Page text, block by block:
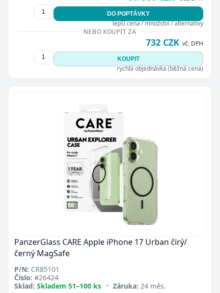
DO POPTÁVKY
lepší cena / množství / alternativy
NEBO KOUPIT ZA
732 CZK vč. DPH
KOUPIT
rychlá objednávka (běžná cena)
PanzerGlass CARE Apple iPhone 17 Urban čirý/
černý MagSafe
P/N: CR85101
Číslo: #26424
Sklad: Skladem 51–100 ks • Záruka: 24 měs.